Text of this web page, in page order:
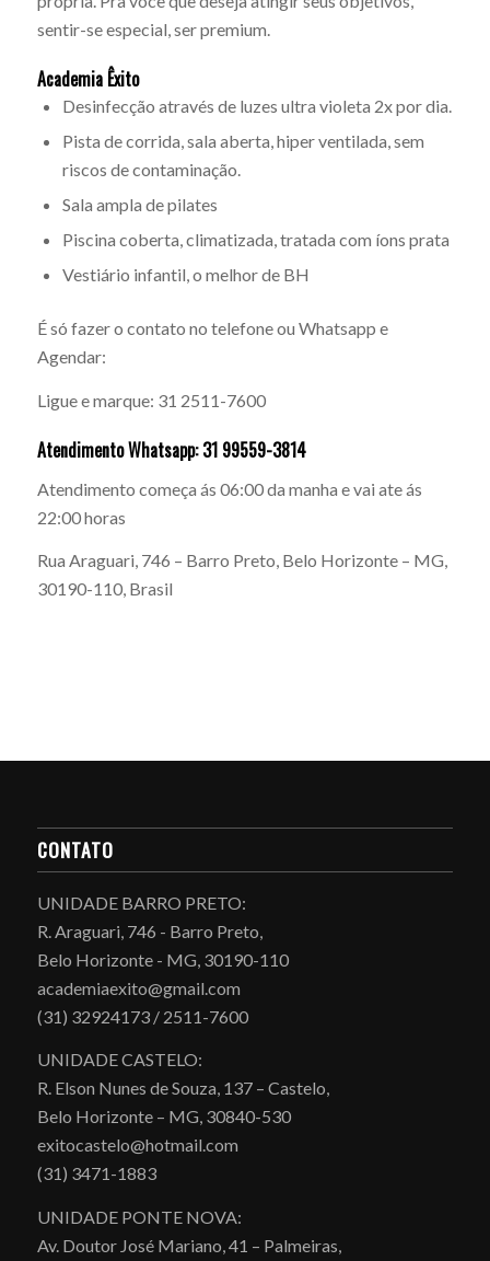
sentir-se especial, ser premium.
Academia Êxito
Desinfecção através de luzes ultra violeta 2x por dia.
Pista de corrida, sala aberta, hiper ventilada, sem
riscos de contaminação.
Sala ampla de pilates
Piscina coberta, climatizada, tratada com íons prata
Vestiário infantil, o melhor de BH
É só fazer o contato no telefone ou Whatsapp e
Agendar:
Ligue e marque: 31 2511-7600
Atendimento Whatsapp: 31 99559-3814
Atendimento começa ás 06:00 da manha e vai ate ás
22:00 horas
Rua Araguari, 746 – Barro Preto, Belo Horizonte – MG,
30190-110, Brasil
CONTATO
UNIDADE BARRO PRETO:
R. Araguari, 746 - Barro Preto,
Belo Horizonte - MG, 30190-110
academiaexito@gmail.com
(31) 32924173 / 2511-7600
UNIDADE CASTELO:
R. Elson Nunes de Souza, 137 – Castelo,
Belo Horizonte – MG, 30840-530
exitocastelo@hotmail.com
(31) 3471-1883
UNIDADE PONTE NOVA:
Av. Doutor José Mariano, 41 – Palmeiras,